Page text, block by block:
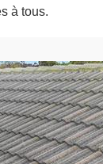
à tous.